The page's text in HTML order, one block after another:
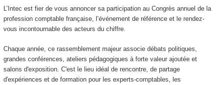
L’Intec est fier de vous annoncer sa participation au Congrès annuel de la
profession comptable française, l’événement de référence et le rendez-
vous incontournable des acteurs du chiffre.
Chaque année, ce rassemblement majeur associe débats politiques,
grandes conférences, ateliers pédagogiques à forte valeur ajoutée et
salons d'exposition. C'est le lieu idéal de rencontre, de partage
d'expériences et de formation pour les experts-comptables, les